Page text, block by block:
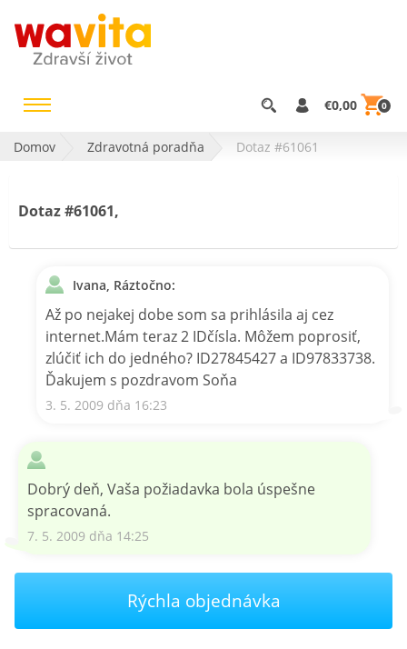
€0,00 0
Domov Zdravotná poradňa Dotaz #61061
Dotaz #61061,
Ivana, Ráztočno:
Až po nejakej dobe som sa prihlásila aj cez
internet.Mám teraz 2 IDčísla. Môžem poprosiť,
zlúčiť ich do jedného? ID27845427 a ID97833738.
Ďakujem s pozdravom Soňa
3. 5. 2009 dňa 16:23
Dobrý deň, Vaša požiadavka bola úspešne
spracovaná.
7. 5. 2009 dňa 14:25
Rýchla objednávka